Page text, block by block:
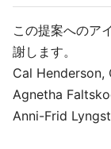
この提案へのア
謝します。
Cal Henderson,
Agnetha
Anni-Frid